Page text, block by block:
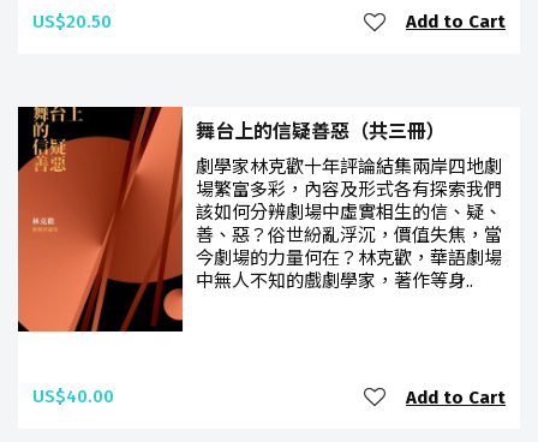
US$20.50 Add to Cart
舞台上的信疑善惡（共三冊）
劇學家林克歡十年評論結集兩岸四地劇
場繁富多彩，內容及形式各有探索我們
該如何分辨劇場中虛實相生的信、疑、
善、惡？俗世紛亂浮沉，價值失焦，當
今劇場的力量何在？林克歡，華語劇場
中無人不知的戲劇學家，著作等身..
US$40.00 Add to Cart